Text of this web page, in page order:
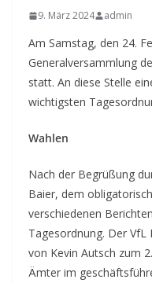
9. März 2024 admin
Am Samstag, den 24.
Generalversammlung
statt. An diese Stelle
wichtigsten
Wahlen
Nach der Begrüßung
Baier, dem
verschiedenen
Tagesordnung. Der
von Kevin Autsch zum
Ämter im